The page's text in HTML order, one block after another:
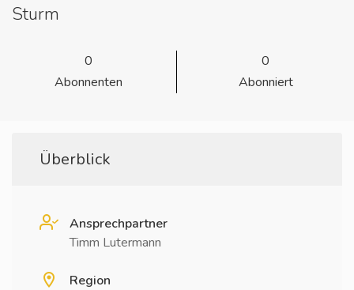
Sturm
0
Abonnenten
0
Abonniert
Überblick
Ansprechpartner
Timm Lutermann
Region